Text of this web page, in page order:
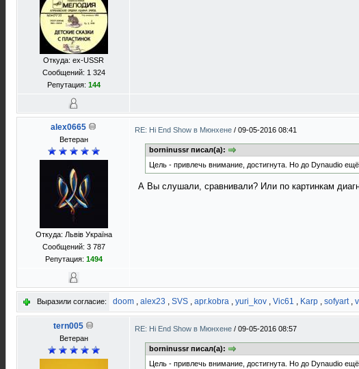
Откуда: ex-USSR
Сообщений: 1 324
Репутация: 144
alex0665
Ветеран
Откуда: Львів Україна
Сообщений: 3 787
Репутация: 1494
RE: Hi End Show в Мюнхене / 09-05-2016 08:41
borninussr писал(а):
Цель - привлечь внимание, достигнута. Но до Dynaudio ещё
А Вы слушали, сравнивали? Или по картинкам
Выразили согласие: doom , alex23 , SVS , apr.kobra , yuri_kov , Vic61 , Karp , sofyart,
tern005
Ветеран
RE: Hi End Show в Мюнхене / 09-05-2016 08:57
borninussr писал(а):
Цель - привлечь внимание, достигнута. Но до Dynaudio ещё